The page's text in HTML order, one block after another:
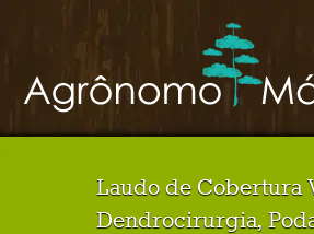
Laudo de Cobertura
Dendrocirurgia,